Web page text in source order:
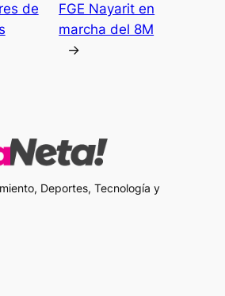
de
FGE Nayarit en
marcha del 8M
→
Deportes, Tecnología y